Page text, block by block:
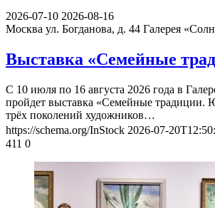
2026-07-10 2026-08-16
Москва ул. Богданова, д. 44 Галерея
Выставка «Семейные
С 10 июля по 16 августа 2026 года в
пройдет выставка «Семейные традиции.
трёх поколений художников…
https://schema.org/InStock 2026-07-
411 0